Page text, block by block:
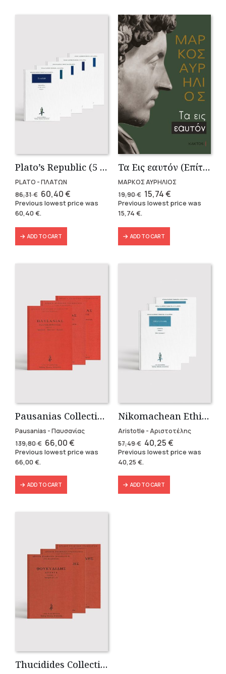
Plato’s Republic (5 volumes)
PLATO - ΠΛΑΤΩΝ
86,31€ Original
price
was:
86,31 €.
60,40€Current
price
is:
Previous lowest price was
60,40€.
ADD TO CART
Τα Εις εαυτόν (Επίτομο) – Μάρκος Αυρήλιος
ΜΑΡΚΟΣ ΑΥΡΗΛΙΟΣ
19,90€ Original
price
was:
15,74€Current
price
is:
Previous lowest price was
15,74 €.
ADD TO CART
Pausanias Collection – Hardbound (3 volumes)
Pausanias - Παυσανίας
139,80€ Original
price
was:
66,00€Current
price
is:
Previous lowest price was
66,00€.
ADD TO CART
Nikomachean Ethics (3 volumes)
Aristotle - Αριστοτέλης
57,49€ Original
price
was:
57,49 €.
40,25€Current
price
is:
Previous lowest price was
40,25 €.
ADD TO CART
Thucidides Collection – Hardbound Edition (4 volumes)